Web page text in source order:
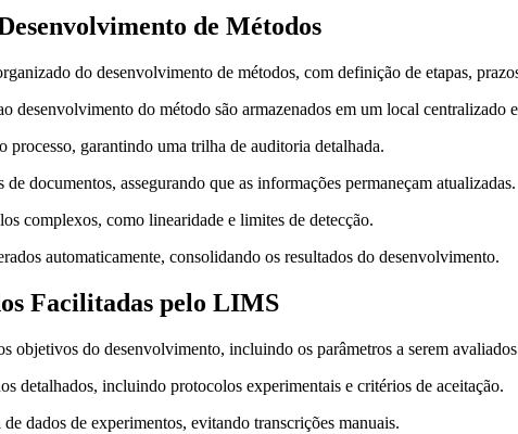
de Métodos
do desenvolvimento de métodos, com definição de etapas,
desenvolvimento do método são armazenados em um local centralizado
garantindo uma trilha de auditoria detalhada.
documentos, assegurando que as informações permaneçam atualizadas.
complexos, como linearidade e limites de detecção.
automaticamente, consolidando os resultados do desenvolvimento.
Facilitadas pelo LIMS
do desenvolvimento, incluindo os parâmetros a serem
detalhados, incluindo protocolos experimentais e critérios de aceitação.
dados de experimentos, evitando transcrições manuais.